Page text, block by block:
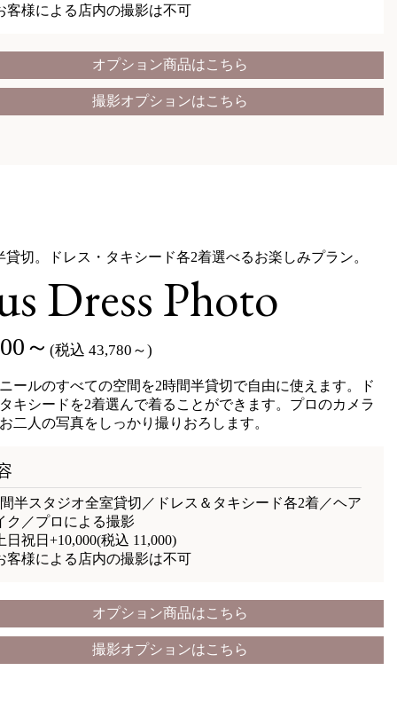
様による店内の撮影は不可
オプション商品はこちら
撮影オプションはこちら
貸切。ドレス・タキシード各2着選べるお楽しみプラン。
Dress Photo
～ (税込 43,780～)
ールのすべての空間を2時間半貸切で自由に使えます。ド
キシードを2着選んで着ることができます。プロのカメラ
二人の写真をしっかり撮りおろします。
半スタジオ全室貸切／ドレス＆タキシード各2着／ヘア
ク／プロによる撮影
祝日+10,000(税込 11,000)
様による店内の撮影は不可
オプション商品はこちら
撮影オプションはこちら